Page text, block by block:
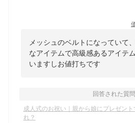
メッシュのベルトになっていて
なアイテムで高級感あるアイテ
いますしお値打ちです
回答された質問
成人式のお祝い｜親から娘にプレゼン
れ？